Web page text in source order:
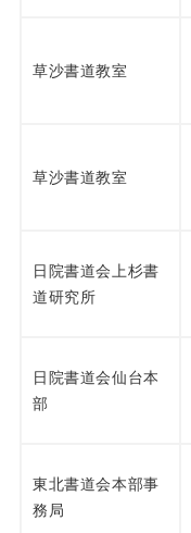
草沙書道教室
草沙書道教室
日院書道会上杉書
道研究所
日院書道会仙台本
部
東北書道会本部事
務局